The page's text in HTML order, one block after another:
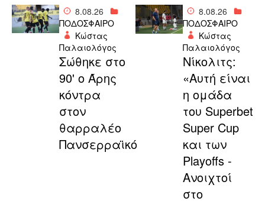
8.08.26
ΠΟΔΟΣΦΑΙΡΟ
Κώστας
Παλαιολόγος
Σώθηκε στο
90' ο Άρης
κόντρα
στον
θαρραλέο
Πανσερραϊκό
8.08.26
ΠΟΔΟΣΦΑΙΡΟ
Κώστας
Παλαιολόγος
Νίκολιτς:
«Αυτή είναι
η ομάδα
του Superbet
Super Cup
και των
Playoffs -
Ανοιχτοί
στο